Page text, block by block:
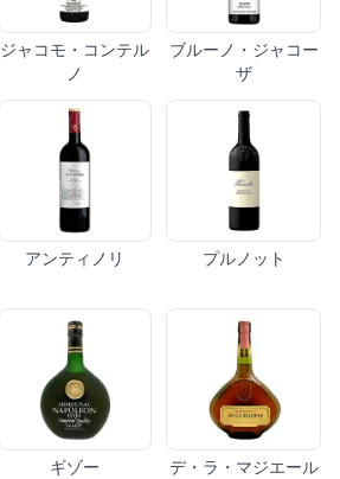
ジャコモ・コンテル
ノ
ブルーノ・ジャコー
ザ
アンティノリ プルノット
ギゾー デ・ラ・マジエール